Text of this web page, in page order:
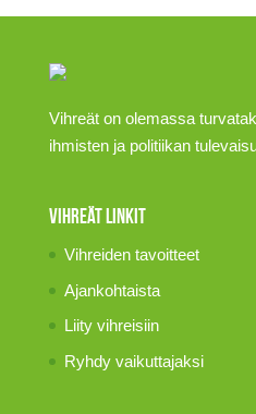
Vihreät on olemassa
ihmisten ja politiikan
Vihreät linkit
Vihreiden tavoitteet
Ajankohtaista
Liity vihreisiin
Ryhdy vaikuttajaksi